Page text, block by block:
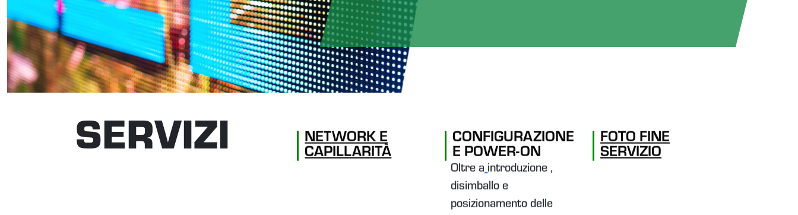
SERVIZI
NETWORK E
CAPILLARITÀ
CONFIGURAZIONE
E POWER-ON
Oltre a introduzione ,
disimballo e
posizionamento delle
FOTO FINE
SERVIZIO